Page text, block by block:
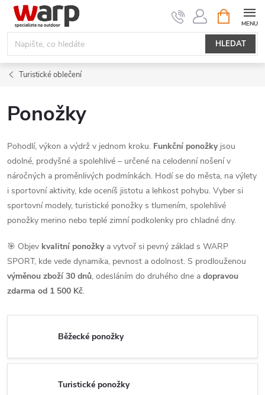
Přejít
obsah
HLEDAT
NÁKUPNÍ
KOŠÍK
Turistické oblečení
Ponožky
Pohodlí, výkon a výdrž v jednom kroku. Funkční ponožkyjsou
odolné, prodyšné a spolehlivé – určené na celodenní nošení v
náročných a proměnlivých podmínkách. Hodí se do města, na výlety
i sportovní aktivity, kde oceníš jistotu a lehkost pohybu. Vyber si
sportovní modely, turistické ponožky s tlumením, spolehlivé
ponožky merino nebo teplé zimní podkolenky pro chladné dny.
🎯 Objev kvalitní ponožkya vytvoř si pevný základ s WARP
SPORT, kde vede dynamika, pevnost a odolnost. S prodlouženou
výměnou zboží 30 dnů, odesláním do druhého dne a dopravou
zdarma od 1 500 Kč.
Běžecké ponožky
Turistické ponožky